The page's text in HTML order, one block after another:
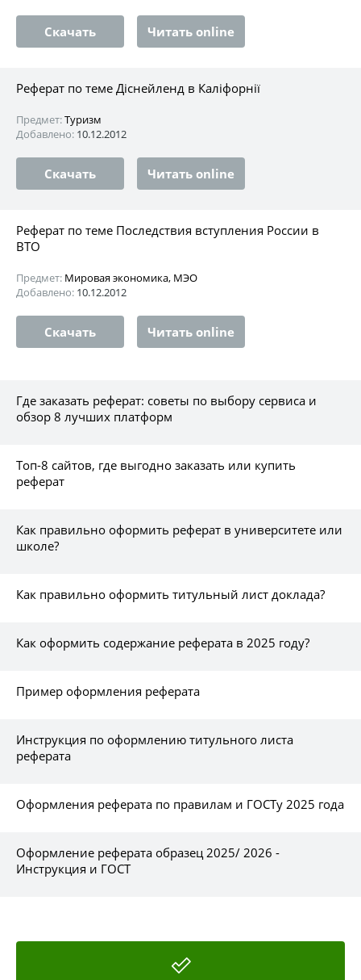
Скачать Читать online
Реферат по теме Діснейленд в Каліфорнії
Предмет:Туризм
Добавлено: 10.12.2012
Скачать Читать online
Реферат по теме Последствия вступления России в
ВТО
Предмет: Мировая экономика, МЭО
Добавлено: 10.12.2012
Скачать Читать online
Где заказать реферат: советы по выбору сервиса и
обзор 8 лучших платформ
Топ-8 сайтов, где выгодно заказать или купить
реферат
Как правильно оформить реферат в университете или
школе?
Как правильно оформить титульный лист доклада?
Как оформить содержание реферата в 2025 году?
Пример оформления реферата
Инструкция по оформлению титульного листа
реферата
Оформления реферата по правилам и ГОСТу 2025 года
Оформление реферата образец 2025/ 2026 -
Инструкция и ГОСТ